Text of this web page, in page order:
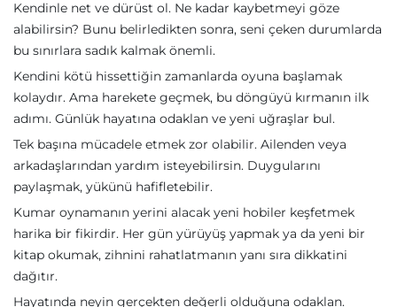
Kendinle net ve dürüst ol. Ne kadar kaybetmeyi göze
alabilirsin? Bunu belirledikten sonra, seni çeken durumlarda
bu sınırlara sadık kalmak önemli.
Kendini kötü hissettiğin zamanlarda oyuna başlamak
kolaydır. Ama harekete geçmek, bu döngüyü kırmanın ilk
adımı. Günlük hayatına odaklan ve yeni uğraşlar bul.
Tek başına mücadele etmek zor olabilir. Ailenden veya
arkadaşlarından yardım isteyebilirsin. Duygularını
paylaşmak, yükünü hafifletebilir.
Kumar oynamanın yerini alacak yeni hobiler keşfetmek
harika bir fikirdir. Her gün yürüyüş yapmak ya da yeni bir
kitap okumak, zihnini rahatlatmanın yanı sıra dikkatini
dağıtır.
Hayatında neyin gerçekten değerli olduğuna odaklan.